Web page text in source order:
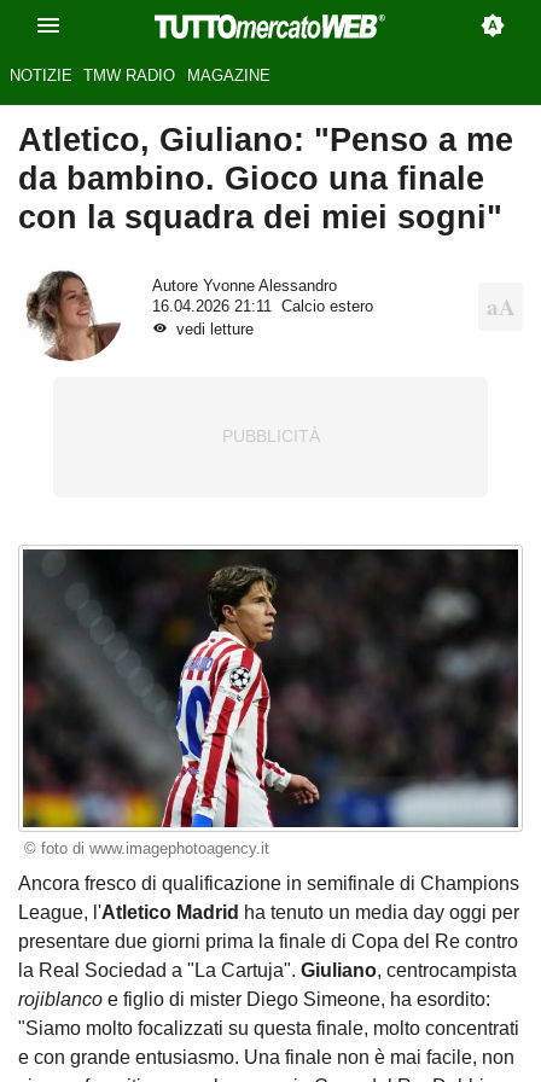
NOTIZIE TMW RADIO MAGAZINE
Atletico, Giuliano: "Penso a me
da bambino. Gioco una finale
con la squadra dei miei sogni"
Autore Yvonne Alessandro
16.04.2026 21:11
Calcio estero
vedi letture
© foto di www.imagephotoagency.it
Ancora fresco di qualificazione in semifinale di Champions
League, l'Atletico Madrid ha tenuto un media day oggi per
presentare due giorni prima la finale di Copa del Re contro
la Real Sociedad a "La Cartuja". Giuliano, centrocampista
rojiblanco e figlio di mister Diego Simeone, ha esordito:
"Siamo molto focalizzati su questa finale, molto concentrati
e con grande entusiasmo. Una finale non è mai facile, non